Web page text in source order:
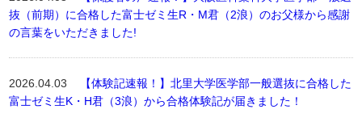
抜（前期）に合格した富士ゼミ生R・M君（2浪）のお父様から感謝
の言葉をいただきました!
2026.04.03
【体験記速報！】北里大学医学部一般選抜に合格した
富士ゼミ生K・H君（3浪）から合格体験記が届きました！